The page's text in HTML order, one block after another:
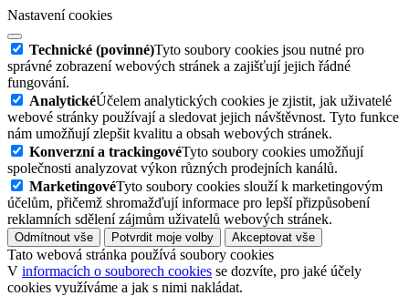
Nastavení cookies
Technické (povinné)Tyto soubory cookies jsou nutné pro
správné zobrazení webových stránek a zajišťují jejich řádné
fungování.
AnalytickéÚčelem analytických cookies je zjistit, jak uživatelé
webové stránky používají a sledovat jejich návštěvnost. Tyto funkce
nám umožňují zlepšit kvalitu a obsah webových stránek.
Konverzní a trackingovéTyto soubory cookies umožňují
společnosti analyzovat výkon různých prodejních kanálů.
MarketingovéTyto soubory cookies slouží k marketingovým
účelům, přičemž shromažďují informace pro lepší přizpůsobení
reklamních sdělení zájmům uživatelů webových stránek.
Odmítnout vše Potvrdit moje volby Akceptovat vše
Tato webová stránka používá soubory cookies
V informacích o souborech cookies se dozvíte, pro jaké účely
cookies využíváme a jak s nimi nakládat.